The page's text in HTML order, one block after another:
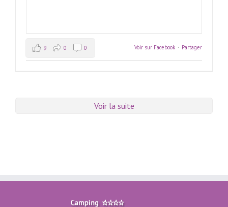
Voir sur Facebook · Partager
9 0 0
Voir la suite